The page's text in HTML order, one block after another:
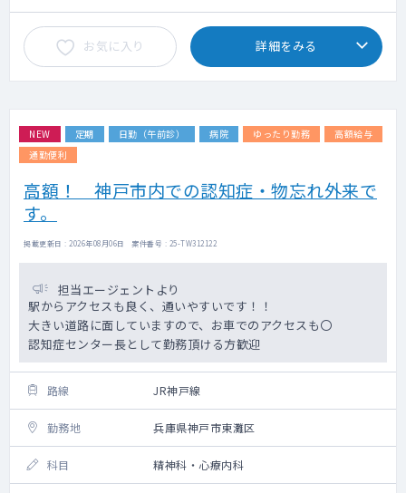
お気に入り 詳細をみる
NEW 定期 日勤（午前診） 病院 ゆったり勤務
高額給与
通勤便利
高額！ 神戸市内での認知症・物忘れ外来で
す。
掲載更新日 : 2026年08月06日 案件番号 : 25-TW312122
担当エージェントより
駅からアクセスも良く、通いやすいです！！
大きい道路に面していますので、お車でのアクセスも〇
認知症センター長として勤務頂ける方歓迎
路線 JR神戸線
勤務地 兵庫県神戸市東灘区
科目 精神科・心療内科